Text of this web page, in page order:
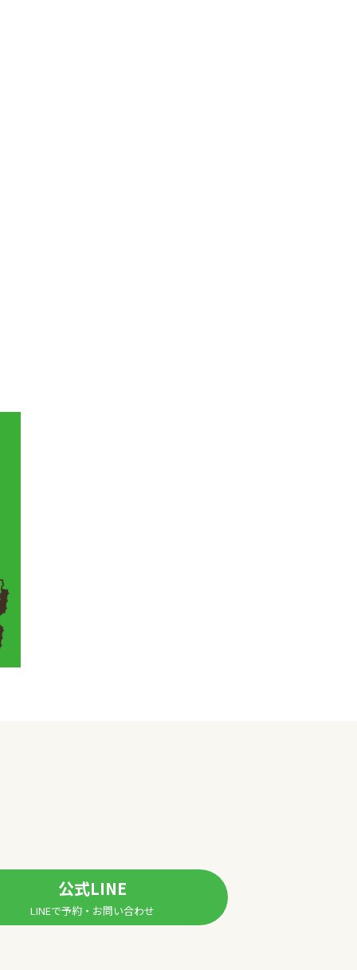
公式LINE
LINEで予約・お問い合わせ